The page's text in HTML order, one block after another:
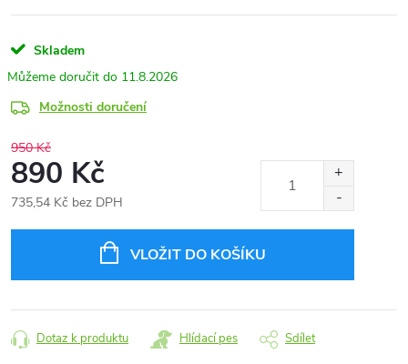
Skladem
11.8.2026
Možnosti doručení
950 Kč
890 Kč
735,54 Kč bez DPH
VLOŽIT DO KOŠÍKU
Dotaz k produktu Hlídací pes Sdílet